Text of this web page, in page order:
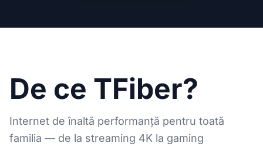
De ce TFiber?
Internet de înaltă performanță pentru toată
familia — de la streaming 4K la gaming